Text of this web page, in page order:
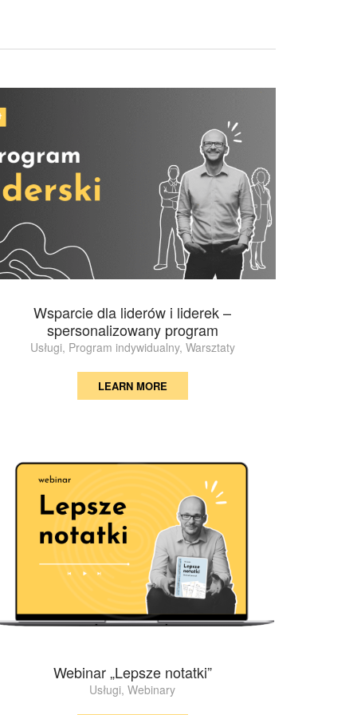
Wsparcie dla liderów i liderek –
spersonalizowany program
Usługi, Program indywidualny, Warsztaty
LEARN MORE
Webinar „Lepsze notatki”
Usługi, Webinary